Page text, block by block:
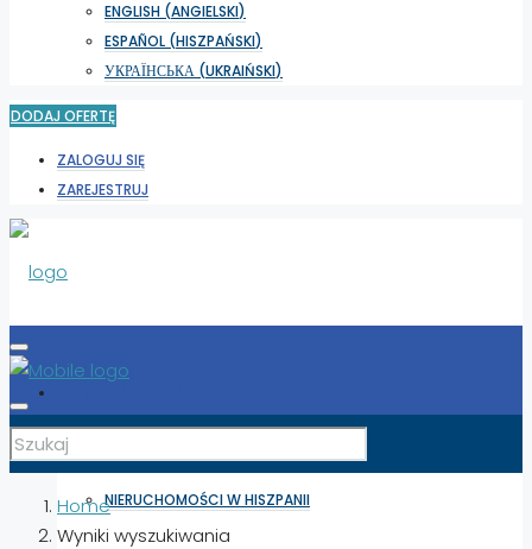
ENGLISH (ANGIELSKI)
ESPAÑOL (HISZPAŃSKI)
УКРАЇНСЬКА (UKRAIŃSKI)
DODAJ OFERTĘ
ZALOGUJ SIĘ
ZAREJESTRUJ
NIERUCHOMOŚCI W HISZPANII
Home
Wyniki wyszukiwania